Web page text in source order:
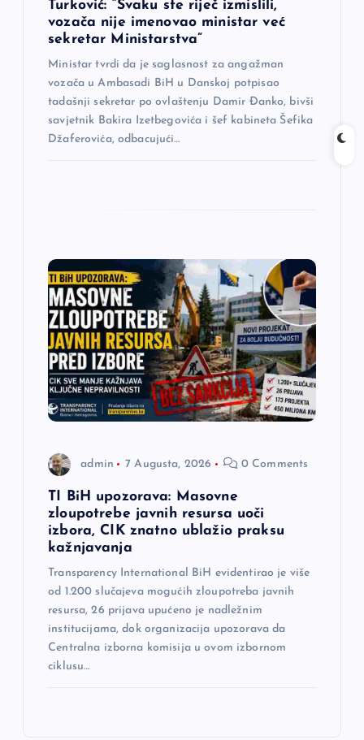
Turković: “Svaku ste riječ izmislili,
vozača nije imenovao ministar već
sekretar Ministarstva”
Ministar tvrdi da je saglasnost za angažman
vozača u Ambasadi BiH u Danskoj potpisao
tadašnji sekretar po ovlaštenju Damir Đanko, bivši
savjetnik Bakira Izetbegovića i šef kabineta Šefika
Džaferovića, odbacujući…
admin 7 Augusta, 2026 0 Comments
TI BiH upozorava: Masovne
zloupotrebe javnih resursa uoči
izbora, CIK znatno ublažio praksu
kažnjavanja
Transparency International BiH evidentirao je više
od 1.200 slučajeva mogućih zloupotreba javnih
resursa, 26 prijava upućeno je nadležnim
institucijama, dok organizacija upozorava da
Centralna izborna komisija u ovom izbornom
ciklusu…